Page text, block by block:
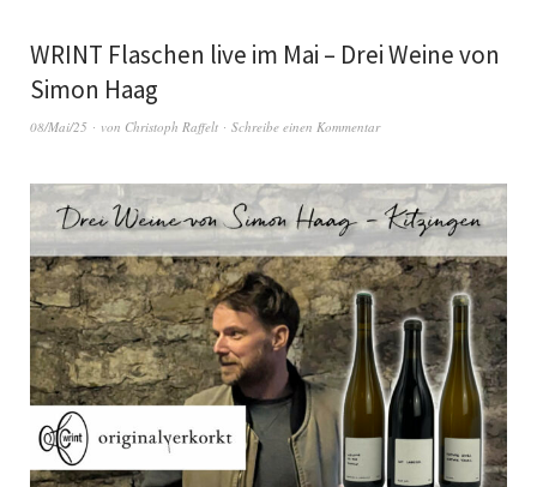
WRINT Flaschen live im Mai – Drei Weine von
Simon Haag
08/Mai/25 von Christoph Raffelt Schreibe einen Kommentar